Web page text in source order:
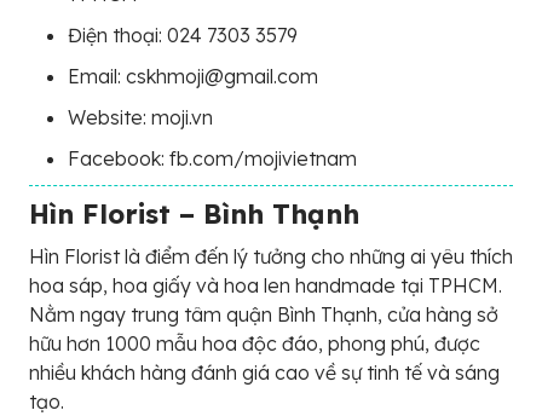
Điện thoại: 024 7303 3579
Email: cskhmoji@gmail.com
Website: moji.vn
Facebook: fb.com/mojivietnam
Hìn Florist – Bình Thạnh
Hìn Florist là điểm đến lý tưởng cho những ai yêu thích
hoa sáp, hoa giấy và hoa len handmade tại TPHCM.
Nằm ngay trung tâm quận Bình Thạnh, cửa hàng sở
hữu hơn 1000 mẫu hoa độc đáo, phong phú, được
nhiều khách hàng đánh giá cao về sự tinh tế và sáng
tạo.